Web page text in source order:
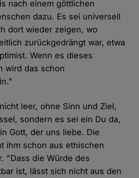
nach einem göttlichen
dazu. Es sei universell
dort wieder zeigen, wo
zurückgedrängt war, etwa
Wenn es dieses
wird das schon
leer, ohne Sinn und Ziel,
sondern es sei ein Du da,
Gott, der uns liebe. Die
ihm schon aus ethischen
"Dass die Würde des
ist, lässt sich nicht aus den